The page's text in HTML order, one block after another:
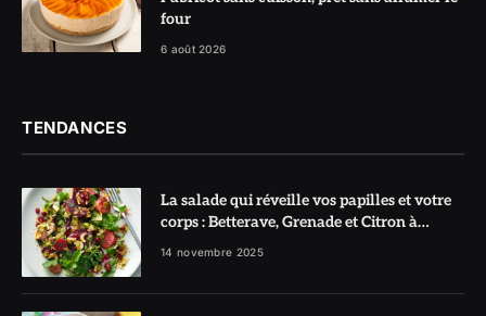
four
6 août 2026
TENDANCES
La salade qui réveille vos papilles et votre
corps : Betterave, Grenade et Citron à
l’honneur
14 novembre 2025